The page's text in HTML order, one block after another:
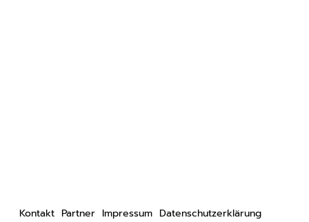
Kontakt Partner Impressum Datenschutzerklärung